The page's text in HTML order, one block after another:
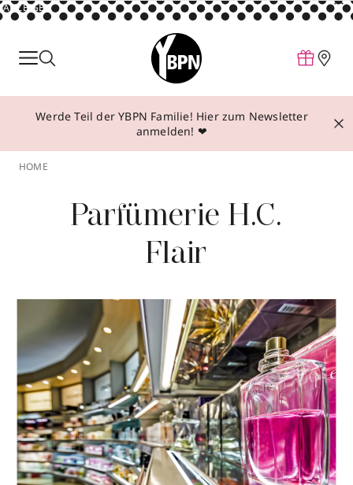
ANZEIGE
Parfum
Make-up
Behandlungen
Über YBPN
Werde Teil der YBPN Familie! Hier zum Newsletter
anmelden! ❤
HOME
Parfümerie H.C.
Flair